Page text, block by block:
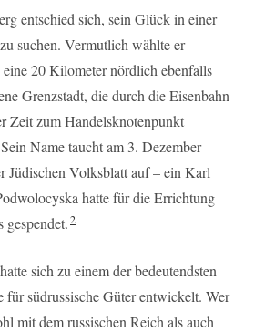
entschied sich, sein Glück in einer
suchen. Vermutlich wählte er
20 Kilometer nördlich ebenfalls
Grenzstadt, die durch die Eisenbahn
Zeit zum Handelsknotenpunkt
Name taucht am 3. Dezember
Jüdischen Volksblatt auf – ein Karl
hatte für die Errichtung
gespendet.2
sich zu einem der bedeutendsten
für südrussische Güter entwickelt. Wer
mit dem russischen Reich als auch